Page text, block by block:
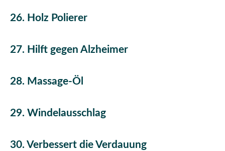
26. Holz Polierer
27. Hilft gegen Alzheimer
28. Massage-Öl
29. Windelausschlag
30. Verbessert die Verdauung